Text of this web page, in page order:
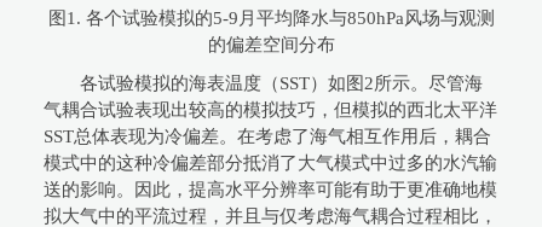
图1. 各个试验模拟的5-9月平均降水与850hPa风场与观测
的偏差空间分布
各试验模拟的海表温度（SST）如图2所示。尽管海
气耦合试验表现出较高的模拟技巧，但模拟的西北太平洋
SST总体表现为冷偏差。在考虑了海气相互作用后，耦合
模式中的这种冷偏差部分抵消了大气模式中过多的水汽输
送的影响。因此，提高水平分辨率可能有助于更准确地模
拟大气中的平流过程，并且与仅考虑海气耦合过程相比，